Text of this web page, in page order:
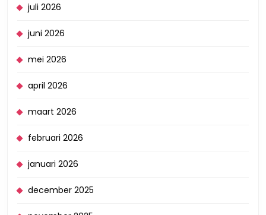
juli 2026
juni 2026
mei 2026
april 2026
maart 2026
februari 2026
januari 2026
december 2025